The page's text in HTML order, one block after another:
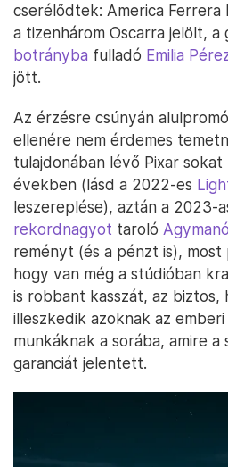
cserélődtek: America Ferrera
a tizenhárom Oscarra jelölt, a
botrányba fulladó Emilia
jött.
Az érzésre csúnyán
ellenére nem érdemes
tulajdonában lévő Pixar
években (lásd a 2022-es
leszereplése), aztán a 2023-
rekordnagyot taroló
reményt (és a pénzt is), most
hogy van még a stúdióban
is robbant kasszát, az biztos,
illeszkedik azoknak az
munkáknak a sorába, amire
garanciát jelentett.